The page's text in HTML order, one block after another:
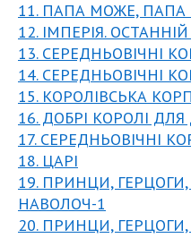
11. ПАПА МОЖЕ, ПАПА
12. ІМПЕРІЯ.
13. СЕРЕДНЬОВІЧНІ
14. СЕРЕДНЬОВІЧНІ
15. КОРОЛІВСЬКА
16. ДОБРІ КОРОЛІ
17. СЕРЕДНЬОВІЧНІ
18. ЦАРІ
19. ПРИНЦИ,
НАВОЛОЧ-1
20. ПРИНЦИ,